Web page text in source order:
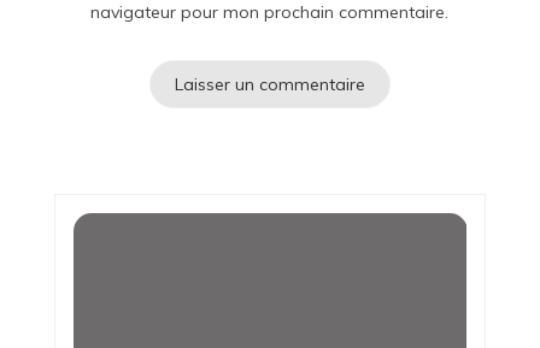
navigateur pour mon prochain commentaire.